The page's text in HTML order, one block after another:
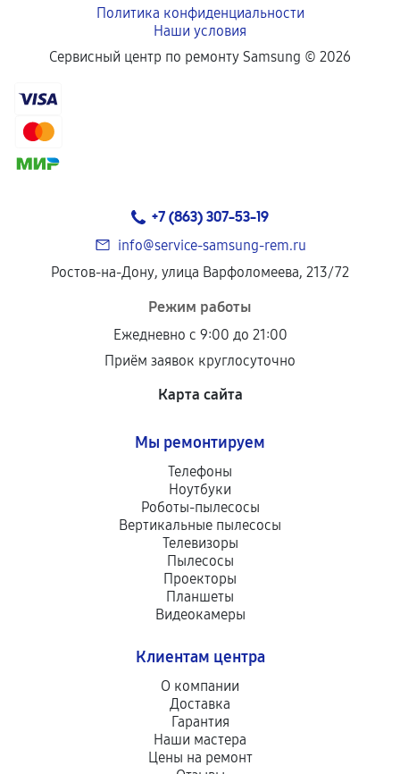
Если комплектующие куплены
сохраняться полностью или частично, если
соблюдены следующие условия:
Установка была выполнена нашим сервисным
центром.
При этом гарантия на сами комплектующие
продавца. За качество сторонних деталей
сервисный центр ответственности не несет.
Политика конфиденциальности
Наши условия
Сервисный центр по ремонту Samsung © 2026
+7 (863) 307-53-19
info@service-samsung-rem.ru
Ростов-на-Дону, улица Варфоломеева, 213/72
Режим работы
Ежедневно с 9:00 до 21:00
Приём заявок круглосуточно
Карта сайта
Мы ремонтируем
Телефоны
Ноутбуки
Роботы-пылесосы
Вертикальные пылесосы
Телевизоры
Пылесосы
Проекторы
Планшеты
Видеокамеры
Клиентам центра
О компании
Доставка
Гарантия
Наши мастера
Цены на ремонт